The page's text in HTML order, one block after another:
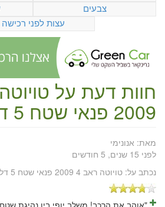
צבעים
עצות לפני רכישה
חוות דעת על
2009 פנאי שטח 5 דלתות
מאת: אנונימי
לפני 15 שנים, 5 חודשים
נכתב על: טויוטה ראב 4 2009 פנאי שטח 5 דלתות
"אוהב את הרכב! משלב יופי בין נהיגת